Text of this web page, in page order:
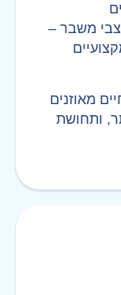
משבר –
מאוזנים
ותחושת